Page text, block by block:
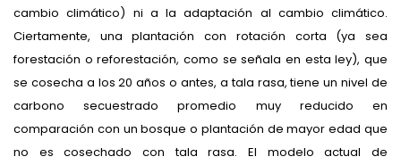
cambio climático) ni a la adaptación al cambio climático.
Ciertamente, una plantación con rotación corta (ya sea
forestación o reforestación, como se señala en esta ley), que
se cosecha a los 20 años o antes, a tala rasa, tiene un nivel de
carbono secuestrado promedio muy reducido en
comparación con un bosque o plantación de mayor edad que
no es cosechado con tala rasa. El modelo actual de